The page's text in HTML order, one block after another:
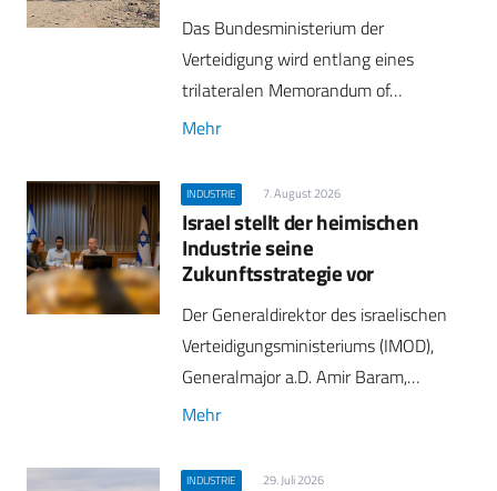
Das Bundesministerium der
Verteidigung wird entlang eines
trilateralen Memorandum of…
Mehr
INDUSTRIE 7. August 2026
Israel stellt der heimischen
Industrie seine
Zukunftsstrategie vor
Der Generaldirektor des israelischen
Verteidigungsministeriums (IMOD),
Generalmajor a.D. Amir Baram,…
Mehr
INDUSTRIE 29. Juli 2026